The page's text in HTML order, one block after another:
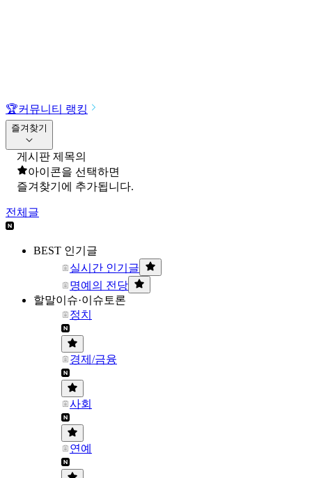
🏆커뮤니티 랭킹
즐겨찾기
게시판 제목의
아이콘을 선택하면
즐겨찾기에 추가됩니다.
전체글
BEST 인기글
실시간 인기글
명예의 전당
할말이슈·이슈토론
정치
경제/금융
사회
연예